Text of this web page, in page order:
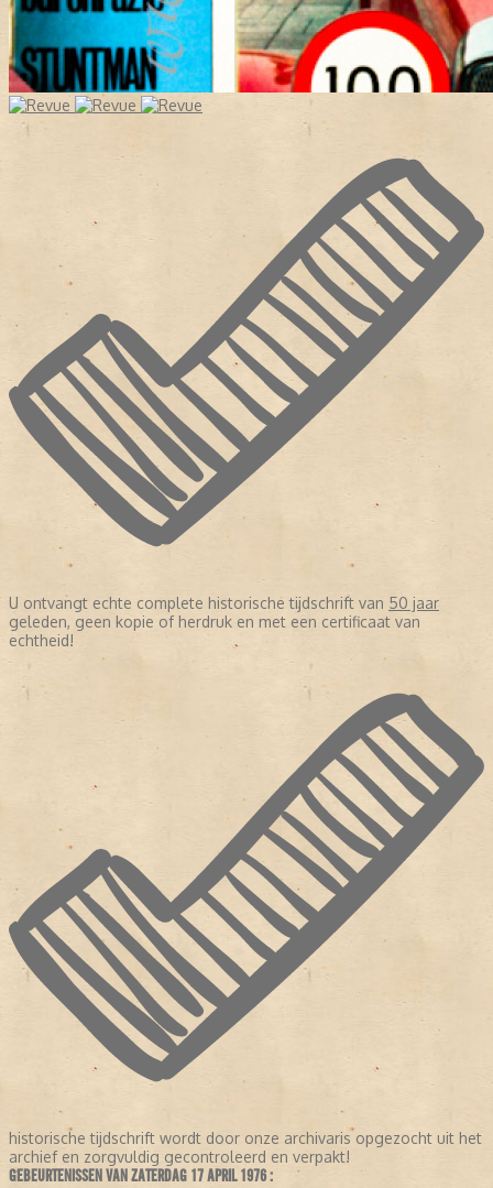
U ontvangt echte complete historische tijdschrift van 50 jaar
geleden, geen kopie of herdruk en met een certificaat van
echtheid!
historische tijdschrift wordt door onze archivaris opgezocht uit het
archief en zorgvuldig gecontroleerd en verpakt!
GEBEURTENISSEN VAN ZATERDAG 17 APRIL 1976 :